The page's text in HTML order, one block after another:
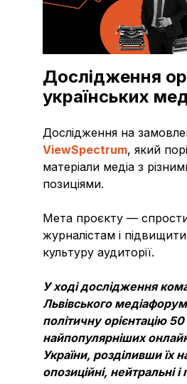
Дослідження
українських
Дослідження на
ViewSpectrum, який
матеріали медіа з
позиціями.
Мета проєкту —
журналістам і
культуру аудиторії.
У ході дослідження
Львівського
політичну орієнтацію 50
найпопулярніших
України, розділивши їх
опозиційні, нейтральні і